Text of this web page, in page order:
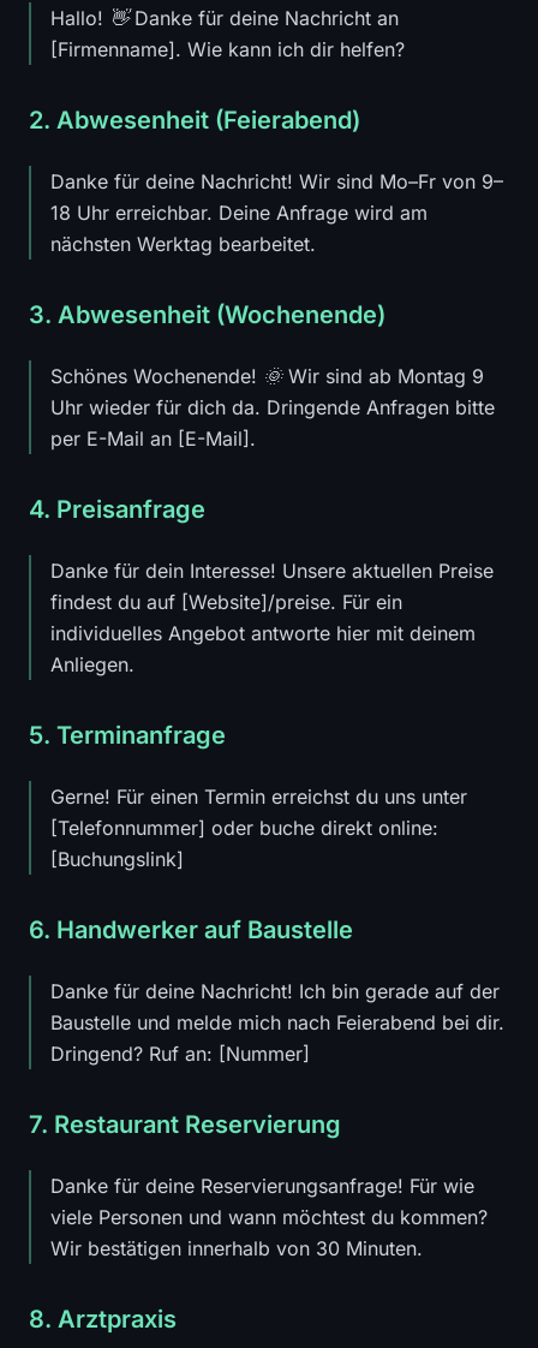
Hallo! 👋 Danke für deine Nachricht an
[Firmenname]. Wie kann ich dir helfen?
2. Abwesenheit (Feierabend)
Danke für deine Nachricht! Wir sind Mo–Fr von 9–
18 Uhr erreichbar. Deine Anfrage wird am
nächsten Werktag bearbeitet.
3. Abwesenheit (Wochenende)
Schönes Wochenende! 🌞 Wir sind ab Montag 9
Uhr wieder für dich da. Dringende Anfragen bitte
per E-Mail an [E-Mail].
4. Preisanfrage
Danke für dein Interesse! Unsere aktuellen Preise
findest du auf [Website]/preise. Für ein
individuelles Angebot antworte hier mit deinem
Anliegen.
5. Terminanfrage
Gerne! Für einen Termin erreichst du uns unter
[Telefonnummer] oder buche direkt online:
[Buchungslink]
6. Handwerker auf Baustelle
Danke für deine Nachricht! Ich bin gerade auf der
Baustelle und melde mich nach Feierabend bei dir.
Dringend? Ruf an: [Nummer]
7. Restaurant Reservierung
Danke für deine Reservierungsanfrage! Für wie
viele Personen und wann möchtest du kommen?
Wir bestätigen innerhalb von 30 Minuten.
8. Arztpraxis